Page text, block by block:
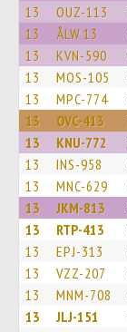
13 OUZ-113
13 ÅLW 13
13 KVN-590
13 MOS-105
13 MPC-774
13 OVC-413
13 KNU-772
13 INS-958
13 MNC-629
13 JKM-813
13 RTP-413
13 EPJ-313
13 VZZ-207
13 MNM-708
13 JLJ-151